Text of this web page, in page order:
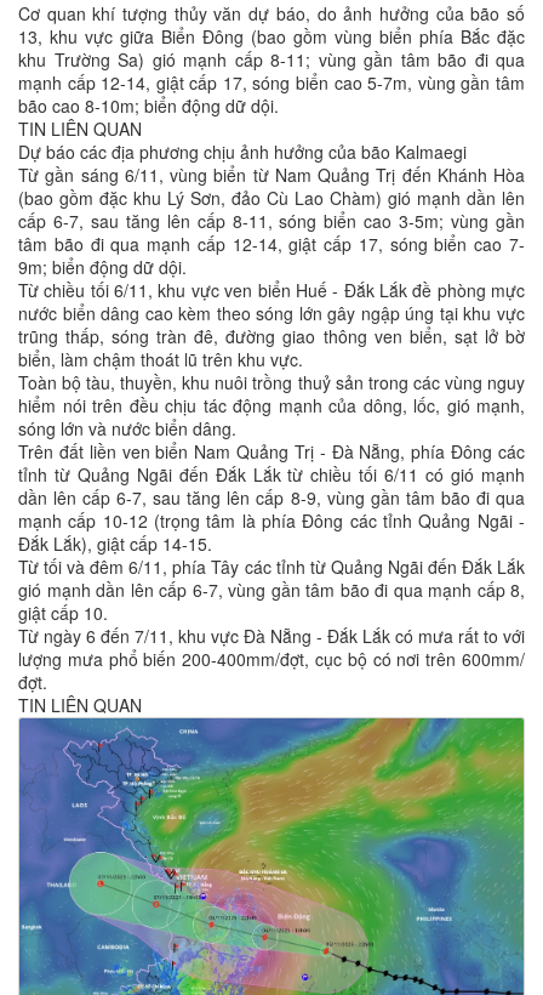
Cơ quan khí tượng thủy văn dự báo, do ảnh hưởng của bão số
13, khu vực giữa Biển Đông (bao gồm vùng biển phía Bắc đặc
khu Trường Sa) gió mạnh cấp 8-11; vùng gần tâm bão đi qua
mạnh cấp 12-14, giật cấp 17, sóng biển cao 5-7m, vùng gần tâm
bão cao 8-10m; biển động dữ dội.
TIN LIÊN QUAN
Dự báo các địa phương chịu ảnh hưởng của bão Kalmaegi
Từ gần sáng 6/11, vùng biển từ Nam Quảng Trị đến Khánh Hòa
(bao gồm đặc khu Lý Sơn, đảo Cù Lao Chàm) gió mạnh dần lên
cấp 6-7, sau tăng lên cấp 8-11, sóng biển cao 3-5m; vùng gần
tâm bão đi qua mạnh cấp 12-14, giật cấp 17, sóng biển cao 7-
9m; biển động dữ dội.
Từ chiều tối 6/11, khu vực ven biển Huế - Đắk Lắk đề phòng mực
nước biển dâng cao kèm theo sóng lớn gây ngập úng tại khu vực
trũng thấp, sóng tràn đê, đường giao thông ven biển, sạt lở bờ
biển, làm chậm thoát lũ trên khu vực.
Toàn bộ tàu, thuyền, khu nuôi trồng thuỷ sản trong các vùng nguy
hiểm nói trên đều chịu tác động mạnh của dông, lốc, gió mạnh,
sóng lớn và nước biển dâng.
Trên đất liền ven biển Nam Quảng Trị - Đà Nẵng, phía Đông các
tỉnh từ Quảng Ngãi đến Đắk Lắk từ chiều tối 6/11 có gió mạnh
dần lên cấp 6-7, sau tăng lên cấp 8-9, vùng gần tâm bão đi qua
mạnh cấp 10-12 (trọng tâm là phía Đông các tỉnh Quảng Ngãi -
Đắk Lắk), giật cấp 14-15.
Từ tối và đêm 6/11, phía Tây các tỉnh từ Quảng Ngãi đến Đắk Lắk
gió mạnh dần lên cấp 6-7, vùng gần tâm bão đi qua mạnh cấp 8,
giật cấp 10.
Từ ngày 6 đến 7/11, khu vực Đà Nẵng - Đắk Lắk có mưa rất to với
lượng mưa phổ biến 200-400mm/đợt, cục bộ có nơi trên 600mm/
đợt.
TIN LIÊN QUAN